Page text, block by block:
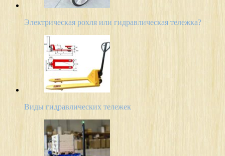
Электрическая рохля или гидравлическая тележка?
Виды гидравлических тележек